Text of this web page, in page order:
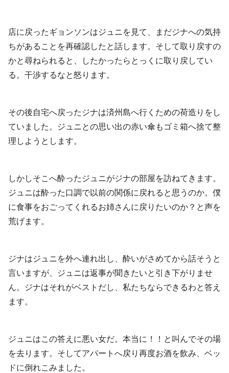
店に戻ったギョンソンはジュニを見て、まだジナへの気持
ちがあることを再確認したと話します。そして取り戻すの
かと尋ねられると、したかったらとっくに取り戻してい
る。干渉するなと怒ります。
その後自宅へ戻ったジナは済州島へ行くための荷造りをし
ていました。ジュニとの思い出の赤い傘もゴミ箱へ捨て整
理しようとします。
しかしそこへ酔ったジュニがジナの部屋を訪ねてきます。
ジュニは酔った口調で以前の関係に戻れると思うのか。僕
に食事をおごってくれるお姉さんに戻りたいのか？と声を
荒げます。
ジナはジュニを外へ連れ出し、酔いがさめてから話そうと
言いますが、ジュニは返事が聞きたいと引き下がりませ
ん。ジナはそれがベストだし、私たちならできるわと答え
ます。
ジュニはこの答えに悪い女だ。本当に！！と叫んでその場
を去ります。そしてアパートへ戻り再度お酒を飲み、ベッ
ドに倒れこみました。